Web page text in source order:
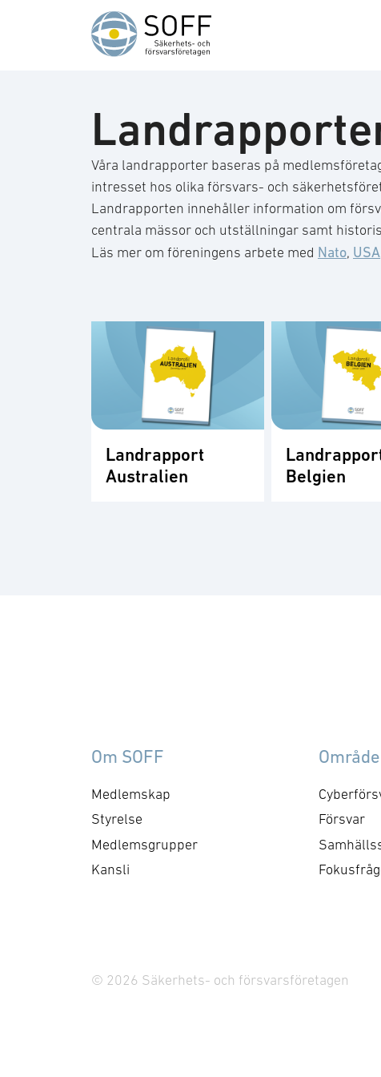
Hoppa till innehåll
Våra landrapporter baseras på
intresset hos olika försvars- och
Landrapporten innehåller information om
centrala mässor och utställningar samt
Läs mer om föreningens arbete med Nato, USA
Landrapport
Australien
Belgien
Om SOFF
Medlemskap
Styrelse
Medlemsgrupper
Kansli
Försvar
© 2026 Säkerhets- och försvarsföretagen